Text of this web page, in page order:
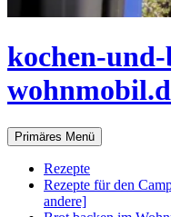
kochen-
Suchen
Primäres Menü
Rezepte
Rezepte für den
andere]